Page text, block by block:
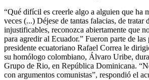
“Qué difícil es creerle algo a alguien que ha
veces (...) Déjese de tantas falacias, de tratar
injustificables, reconozca abiertamente que
para agredir al Ecuador.” Fueron parte de las
presidente ecuatoriano Rafael Correa le
su homólogo colombiano, Álvaro Uribe,
Grupo de Rio, en República Dominicana.
con argumentos comunistas”, respondió el